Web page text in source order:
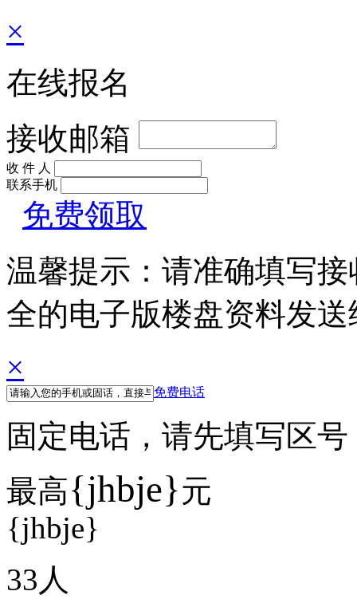
×
在线报名
接收邮箱
收 件 人
联系手机
免费领取
温馨提示：请准确填写
全的电子版楼盘资料发送
×
免费电话
固定电话，请先填写区
最高{jhbje}元
{jhbje}
33 人